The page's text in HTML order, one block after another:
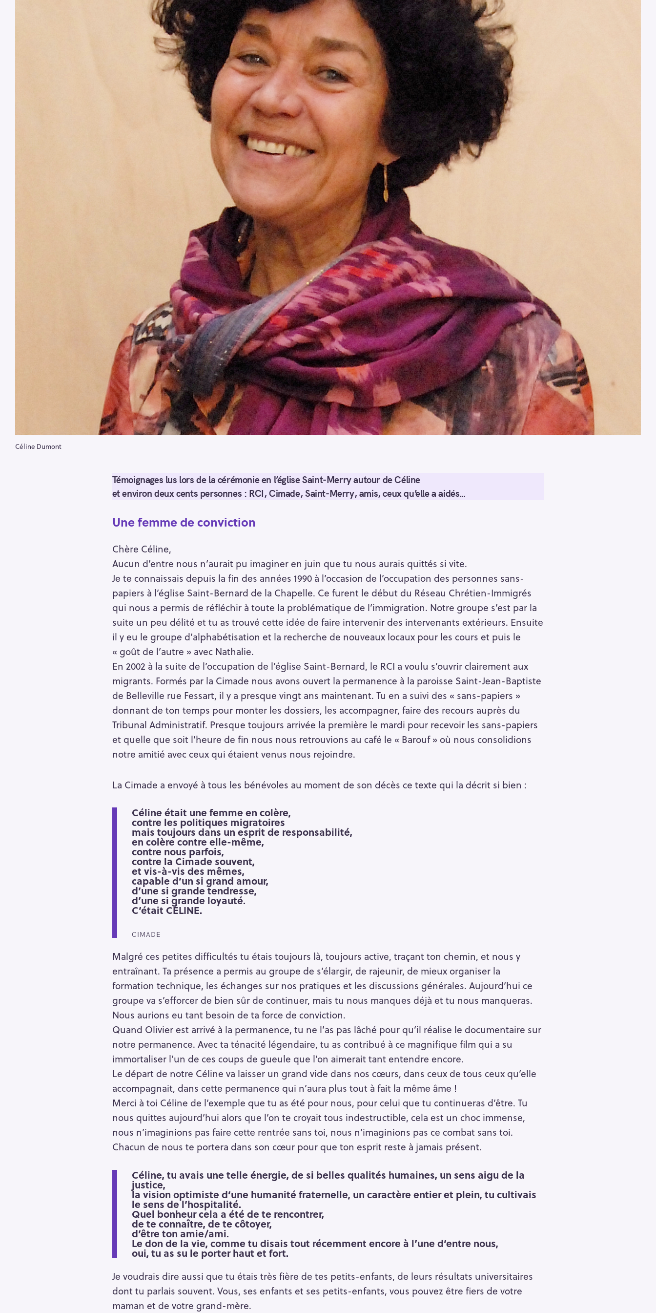
Céline Dumont
Témoignages lus lors de la cérémonie en l’église Saint-Merry autour de Céline
et environ deux cents personnes : RCI, Cimade, Saint-Merry, amis, ceux qu’elle a aidés…
Une femme de conviction
Chère Céline,
Aucun d’entre nous n’aurait pu imaginer en juin que tu nous aurais quittés si vite.
Je te connaissais depuis la fin des années 1990 à l’occasion de l’occupation des personnes sans-
papiers à l’église Saint-Bernard de la Chapelle. Ce furent le début du Réseau Chrétien-Immigrés
qui nous a permis de réfléchir à toute la problématique de l’immigration. Notre groupe s’est par la
suite un peu délité et tu as trouvé cette idée de faire intervenir des intervenants extérieurs. Ensuite
il y eu le groupe d’alphabétisation et la recherche de nouveaux locaux pour les cours et puis le
« goût de l’autre » avec Nathalie.
En 2002 à la suite de l’occupation de l’église Saint-Bernard, le RCI a voulu s’ouvrir clairement aux
migrants. Formés par la Cimade nous avons ouvert la permanence à la paroisse Saint-Jean-Baptiste
de Belleville rue Fessart, il y a presque vingt ans maintenant. Tu en a suivi des « sans-papiers »
donnant de ton temps pour monter les dossiers, les accompagner, faire des recours auprès du
Tribunal Administratif. Presque toujours arrivée la première le mardi pour recevoir les sans-papiers
et quelle que soit l’heure de fin nous nous retrouvions au café le « Barouf » où nous consolidions
notre amitié avec ceux qui étaient venus nous rejoindre.
La Cimade a envoyé à tous les bénévoles au moment de son décès ce texte qui la décrit si bien :
Céline était une femme en colère,
contre les politiques migratoires
mais toujours dans un esprit de responsabilité,
en colère contre elle-même,
contre nous parfois,
contre la Cimade souvent,
et vis-à-vis des mêmes,
capable d’un si grand amour,
d’une si grande tendresse,
d’une si grande loyauté.
C’était CÉLINE.
CIMADE
Malgré ces petites difficultés tu étais toujours là, toujours active, traçant ton chemin, et nous y
entraînant. Ta présence a permis au groupe de s’élargir, de rajeunir, de mieux organiser la
formation technique, les échanges sur nos pratiques et les discussions générales. Aujourd’hui ce
groupe va s’efforcer de bien sûr de continuer, mais tu nous manques déjà et tu nous manqueras.
Nous aurions eu tant besoin de ta force de conviction.
Quand Olivier est arrivé à la permanence, tu ne l’as pas lâché pour qu’il réalise le documentaire sur
notre permanence. Avec ta ténacité légendaire, tu as contribué à ce magnifique film qui a su
immortaliser l’un de ces coups de gueule que l’on aimerait tant entendre encore.
Le départ de notre Céline va laisser un grand vide dans nos cœurs, dans ceux de tous ceux qu’elle
accompagnait, dans cette permanence qui n’aura plus tout à fait la même âme !
Merci à toi Céline de l’exemple que tu as été pour nous, pour celui que tu continueras d’être. Tu
nous quittes aujourd’hui alors que l’on te croyait tous indestructible, cela est un choc immense,
nous n’imaginions pas faire cette rentrée sans toi, nous n’imaginions pas ce combat sans toi.
Chacun de nous te portera dans son cœur pour que ton esprit reste à jamais présent.
Céline, tu avais une telle énergie, de si belles qualités humaines, un sens aigu de la
justice,
la vision optimiste d’une humanité fraternelle, un caractère entier et plein, tu cultivais
le sens de l’hospitalité.
Quel bonheur cela a été de te rencontrer,
de te connaître, de te côtoyer,
d’être ton amie/ami.
Le don de la vie, comme tu disais tout récemment encore à l’une d’entre nous,
oui, tu as su le porter haut et fort.
Je voudrais dire aussi que tu étais très fière de tes petits-enfants, de leurs résultats universitaires
dont tu parlais souvent. Vous, ses enfants et ses petits-enfants, vous pouvez être fiers de votre
maman et de votre grand-mère.
Press Esc to cancel.